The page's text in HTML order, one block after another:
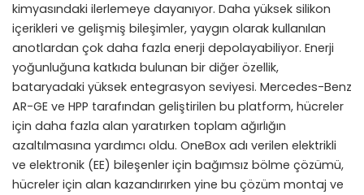
kimyasındaki ilerlemeye dayanıyor. Daha yüksek silikon
içerikleri ve gelişmiş bileşimler, yaygın olarak kullanılan
anotlardan çok daha fazla enerji depolayabiliyor. Enerji
yoğunluğuna katkıda bulunan bir diğer özellik,
bataryadaki yüksek entegrasyon seviyesi. Mercedes-Benz
AR-GE ve HPP tarafından geliştirilen bu platform, hücreler
için daha fazla alan yaratırken toplam ağırlığın
azaltılmasına yardımcı oldu. OneBox adı verilen elektrikli
ve elektronik (EE) bileşenler için bağımsız bölme çözümü,
hücreler için alan kazandırırken yine bu çözüm montaj ve